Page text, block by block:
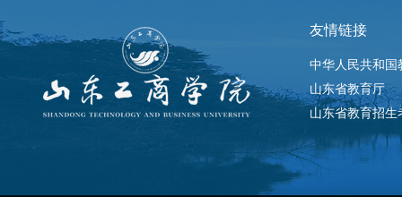
友情链接
中华人民共和国
山东省教育厅
山东省教育招生